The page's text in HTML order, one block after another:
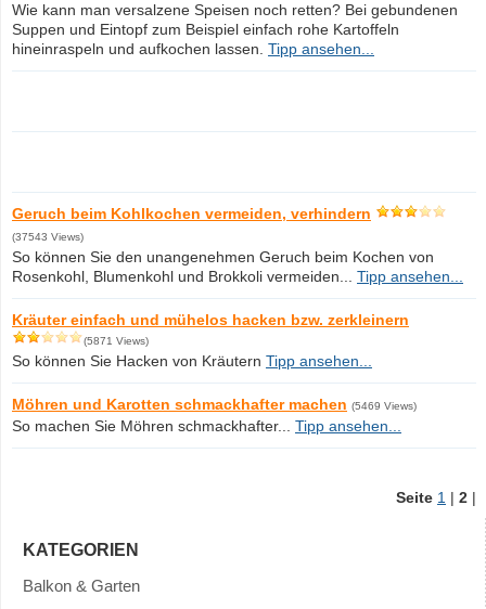
Wie kann man versalzene Speisen noch retten? Bei gebundenen
Suppen und Eintopf zum Beispiel einfach rohe Kartoffeln
hineinraspeln und aufkochen lassen. Tipp ansehen...
Geruch beim Kohlkochen vermeiden, verhindern
(37543 Views)
So können Sie den unangenehmen Geruch beim Kochen von
Rosenkohl, Blumenkohl und Brokkoli vermeiden... Tipp ansehen...
Kräuter einfach und mühelos hacken bzw. zerkleinern
(5871 Views)
So können Sie Hacken von Kräutern Tipp ansehen...
Möhren und Karotten schmackhafter machen (5469 Views)
So machen Sie Möhren schmackhafter... Tipp ansehen...
Seite 1 | 2 |
KATEGORIEN
Balkon & Garten